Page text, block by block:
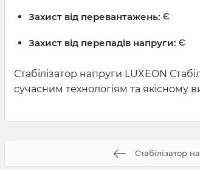
Захист від перевантажень: Є
Захист від перепадів напруги: Є
Стабілізатор напруги LUXEON
сучасним технологіям та якісному
Стабілізатор